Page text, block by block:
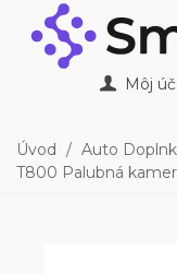
Môj
Úvod / Auto
T800 Palubná